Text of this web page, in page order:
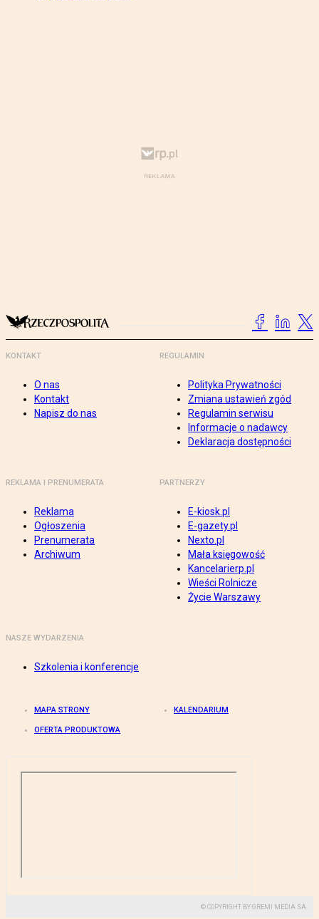
KONTAKT
O nas
Kontakt
Napisz do nas
REGULAMIN
Polityka Prywatności
Zmiana ustawień zgód
Regulamin serwisu
Informacje o nadawcy
Deklaracja dostępności
REKLAMA I PRENUMERATA
Reklama
Ogłoszenia
Prenumerata
Archiwum
PARTNERZY
E-kiosk.pl
E-gazety.pl
Nexto.pl
Mała księgowość
Kancelarierp.pl
Wieści Rolnicze
Życie Warszawy
NASZE WYDARZENIA
Szkolenia i konferencje
MAPA STRONY KALENDARIUM
OFERTA PRODUKTOWA
© COPYRIGHT BY GREMI MEDIA SA